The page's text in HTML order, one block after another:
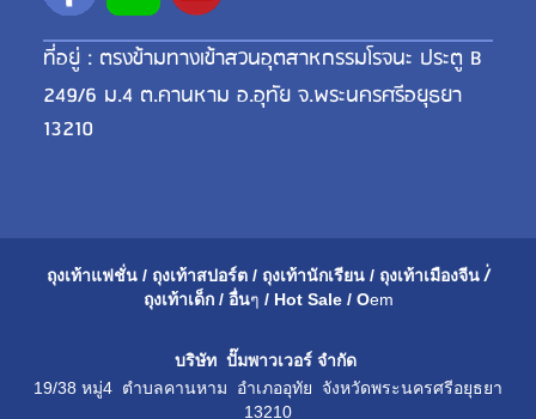
ที่อยู่ : ตรงข้ามทางเข้าสวนอุตสาหกรรมโรจนะ ประตู B
249/6 ม.4 ต.คานหาม อ.อุทัย จ.พระนครศรีอยุธยา
13210
ถุงเท้าแฟชั่น / ถุงเท้าสปอร์ต / ถุงเท้านักเรียน / ถุงเท้าเมืองจีน /่
ถุงเท้าเด็ก / อื่นๆ / Hot Sale / Oem
บริษัท ปั๊มพาวเวอร์ จำกัด
19/38 หมู่4 ตำบลคานหาม อำเภออุทัย จังหวัดพระนครศรีอยุธยา
13210